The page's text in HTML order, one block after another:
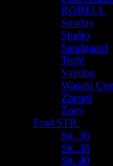
ROBELL
Sunday
Studio
Sandgaard
Trofé
Vanting
Wasabi
Zhenzi
Zoey
Find STR.
Str. 36
Str. 38
Str. 40